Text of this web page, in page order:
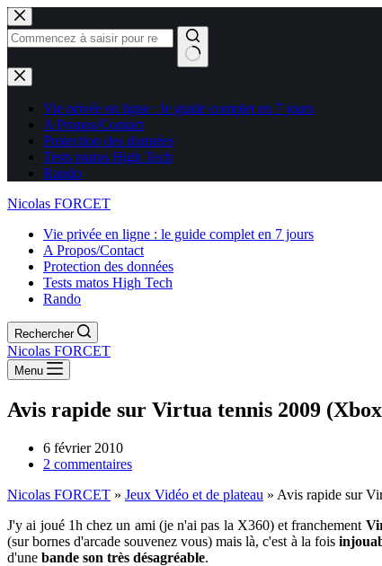
Aucun
résultat
Vie privée en ligne : le guide complet en 7 jours
A Propos/Contact
Protection des données
Tests matos High Tech
Rando
Nicolas FORCET
Vie privée en ligne : le guide complet en 7 jours
A Propos/Contact
Protection des données
Tests matos High Tech
Rando
Rechercher
Nicolas FORCET
Menu
Avis rapide sur Virtua tennis 2009
6 février 2010
2 commentaires
Nicolas FORCET » Jeux Vidéo et de plateau » Avis rapide sur
J'y ai joué 1h chez un ami (je n'ai pas la X360) et franchement
(sur bornes d'arcade souvenez vous) mais là, c'est à la fois
d'une bande son très désagréable.